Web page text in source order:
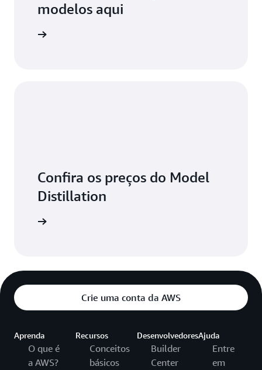
modelos aqui
Confira os preços do Model
Distillation
Crie uma conta da AWS
Aprenda
O que é
a AWS?
Recursos
Conceitos
básicos
Desenvolvedores
Builder
Center
Ajuda
Entre
em